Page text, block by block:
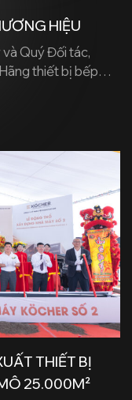
HIỆU
Quý Đối tác,
thiết bị bếp
– Premium
THIẾT BỊ
25.000M²